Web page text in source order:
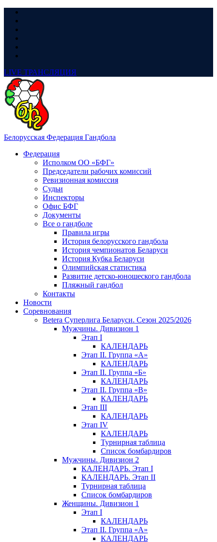
LIVE ТРАНСЛЯЦИЯ
Белорусская Федерация Гандбола
Федерация
Исполком ОО «БФГ»
Председатели рабочих комиссий
Ревизионная комиссия
Судьи
Инспекторы
Офис БФГ
Документы
Все о гандболе
Правила игры
История белорусского гандбола
История чемпионатов Беларуси
История Кубка Беларуси
Олимпийская статистика
Развитие детско-юношеского гандбола
Пляжный гандбол
Контакты
Новости
Соревнования
Betera Суперлига Беларуси. Сезон 2025/2026
Мужчины. Дивизион 1
Этап I
КАЛЕНДАРЬ
Этап II. Группа «А»
КАЛЕНДАРЬ
Этап II. Группа «Б»
КАЛЕНДАРЬ
Этап II. Группа «В»
КАЛЕНДАРЬ
Этап III
КАЛЕНДАРЬ
Этап IV
КАЛЕНДАРЬ
Турнирная таблица
Список бомбардиров
Мужчины. Дивизион 2
КАЛЕНДАРЬ. Этап I
КАЛЕНДАРЬ. Этап II
Турнирная таблица
Список бомбардиров
Женщины. Дивизион 1
Этап I
КАЛЕНДАРЬ
Этап II. Группа «А»
КАЛЕНДАРЬ